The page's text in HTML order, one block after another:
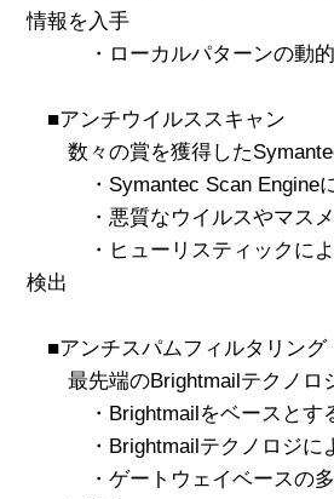
情報を入手
・ローカルパターンの動的
■アンチウイルススキャン
数々の賞を獲得した
・Symantec Scan Engineに
・悪質なウイルスやマスメ
・ヒューリスティックによ
検出
■アンチスパムフィルタリング
最先端のBrightmailテクノロ
・Brightmailをベースとする
・Brightmailテクノロジによ
・ゲートウェイベースの多